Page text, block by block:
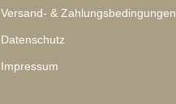
Versand- & Zahlungsbedingungen
Datenschutz
Impressum